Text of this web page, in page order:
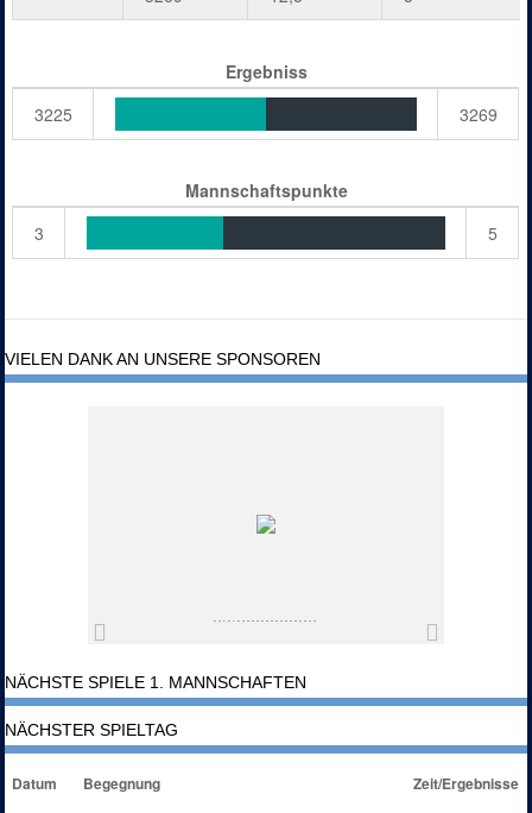
Ergebniss
3225
3269
Mannschaftspunkte
3
5
VIELEN DANK AN UNSERE SPONSOREN
NÄCHSTE SPIELE 1. MANNSCHAFTEN
NÄCHSTER SPIELTAG
Datum Begegnung Zeit/Ergebnisse